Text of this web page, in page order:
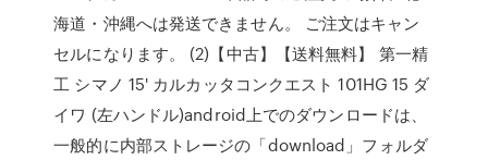
海道・沖縄へは発送できません。 ご注文はキャン
セルになります。 (2)【中古】【送料無料】 第一精
工 シマノ 15' カルカッタコンクエスト 101HG 15 ダ
イワ (左ハンドル)android上でのダウンロードは、
一般的に内部ストレージの「download」フォルダ